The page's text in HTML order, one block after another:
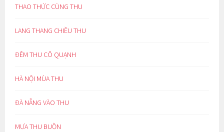
THAO THỨC CÙNG THU
LANG THANG CHIỀU THU
ĐÊM THU CÔ QUẠNH
HÀ NỘI MÙA THU
ĐÀ NẴNG VÀO THU
MƯA THU BUỒN